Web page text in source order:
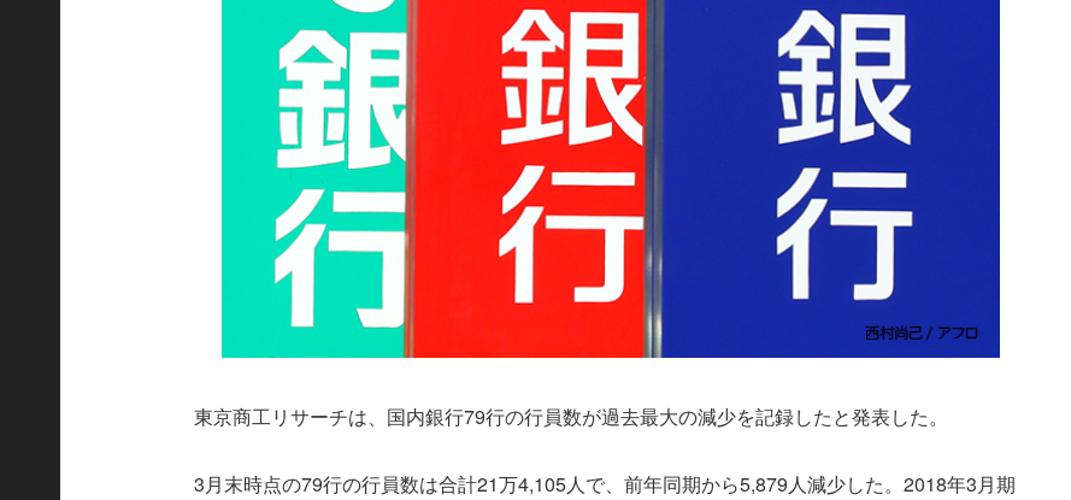
東京商工リサーチは、国内銀行79行の行員数が過去最大の減少を記録したと発表した。
3月末時点の79行の行員数は合計21万4,105人で、前年同期から5,879人減少した。2018年3月期